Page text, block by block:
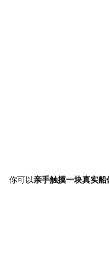
你可以亲手触摸一块真实船